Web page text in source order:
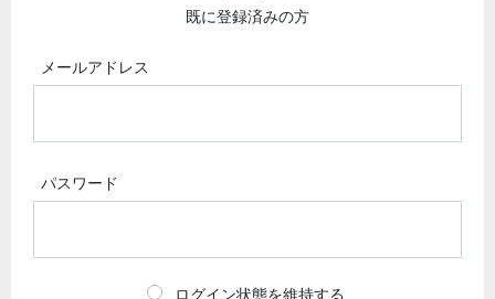
既に登録済みの方
メールアドレス
パスワード
ログイン状態を維持する